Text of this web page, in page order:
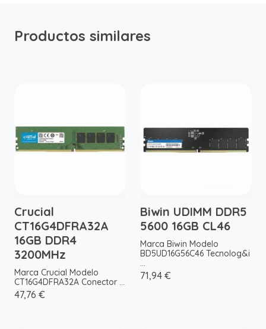
Productos similares
Crucial
CT16G4DFRA32A
16GB DDR4
3200MHz
Marca Crucial Modelo
CT16G4DFRA32A Conector ...
47,76 €
Biwin UDIMM DDR5
5600 16GB CL46
Marca Biwin Modelo
BD5UD16G56C46 Tecnolog&i
...
71,94 €